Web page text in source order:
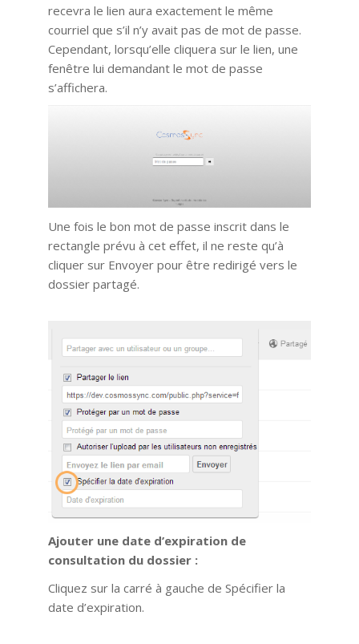
recevra le lien aura exactement le même
courriel que s’il n’y avait pas de mot de passe.
Cependant, lorsqu’elle cliquera sur le lien, une
fenêtre lui demandant le mot de passe
s’affichera.
Une fois le bon mot de passe inscrit dans le
rectangle prévu à cet effet, il ne reste qu’à
cliquer sur Envoyer pour être redirigé vers le
dossier partagé.
Ajouter une date d’expiration de
consultation du dossier :
Cliquez sur la carré à gauche de Spécifier la
date d’expiration.